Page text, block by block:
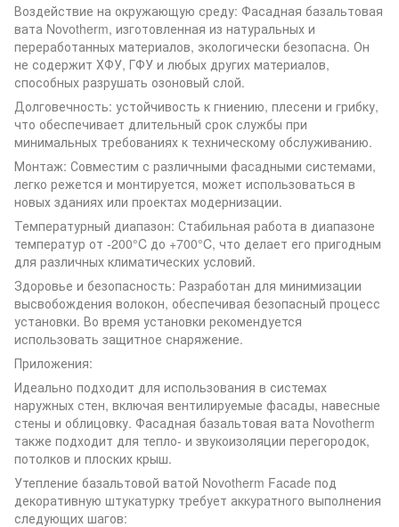
Воздействие на окружающую среду: Фасадная базальтовая
вата Novotherm, изготовленная из натуральных и
переработанных материалов, экологически безопасна. Он
не содержит ХФУ, ГФУ и любых других материалов,
способных разрушать озоновый слой.
Долговечность: устойчивость к гниению, плесени и грибку,
что обеспечивает длительный срок службы при
минимальных требованиях к техническому обслуживанию.
Монтаж: Совместим с различными фасадными системами,
легко режется и монтируется, может использоваться в
новых зданиях или проектах модернизации.
Температурный диапазон: Стабильная работа в диапазоне
температур от -200°C до +700°C, что делает его пригодным
для различных климатических условий.
Здоровье и безопасность: Разработан для минимизации
высвобождения волокон, обеспечивая безопасный процесс
установки. Во время установки рекомендуется
использовать защитное снаряжение.
Приложения:
Идеально подходит для использования в системах
наружных стен, включая вентилируемые фасады, навесные
стены и облицовку. Фасадная базальтовая вата Novotherm
также подходит для тепло- и звукоизоляции перегородок,
потолков и плоских крыш.
Утепление базальтовой ватой Novotherm Facade под
декоративную штукатурку требует аккуратного выполнения
следующих шагов: